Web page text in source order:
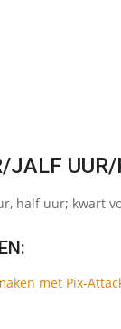
JALF UUR/
half uur; kwart
met Pix-